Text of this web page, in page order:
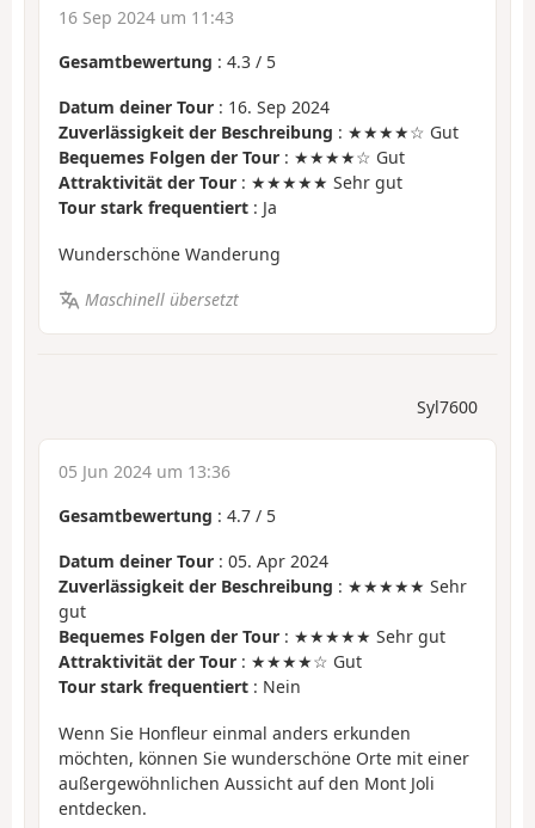
16 Sep 2024 um 11:43
Gesamtbewertung : 4.3 / 5
Datum deiner Tour : 16. Sep 2024
Zuverlässigkeit der Beschreibung : ★★★★☆ Gut
Bequemes Folgen der Tour : ★★★★☆ Gut
Attraktivität der Tour : ★★★★★ Sehr gut
Tour stark frequentiert : Ja
Wunderschöne Wanderung
Maschinell übersetzt
Syl7600
05 Jun 2024 um 13:36
Gesamtbewertung : 4.7 / 5
Datum deiner Tour : 05. Apr 2024
Zuverlässigkeit der Beschreibung : ★★★★★ Sehr
gut
Bequemes Folgen der Tour : ★★★★★ Sehr gut
Attraktivität der Tour : ★★★★☆ Gut
Tour stark frequentiert : Nein
Wenn Sie Honfleur einmal anders erkunden
möchten, können Sie wunderschöne Orte mit einer
außergewöhnlichen Aussicht auf den Mont Joli
entdecken.